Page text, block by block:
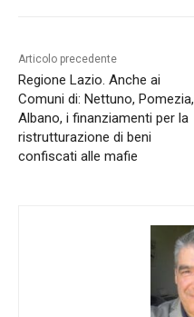
Articolo precedente
Regione Lazio. Anche ai
Comuni di: Nettuno, Pomezia,
Albano, i finanziamenti per la
ristrutturazione di beni
confiscati alle mafie